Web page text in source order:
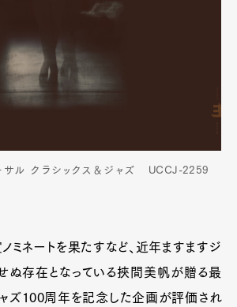
ル クラシックス＆ジャズ UCCJ-2259
ミネートを果たすなど、近年ますますジ
ぬ存在となっている挾間美帆が贈る最
ズ100周年を記念した企画が評価され